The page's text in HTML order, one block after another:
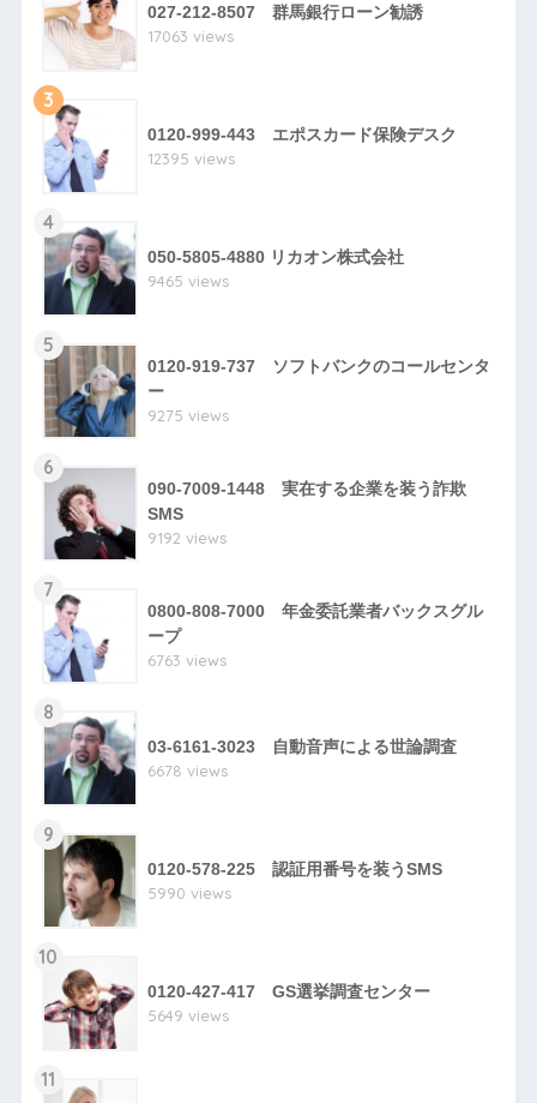
027-212-8507 群馬銀行ローン勧誘
17063 views
3
0120-999-443 エポスカード保険デスク
12395 views
4
050-5805-4880 リカオン株式会社
9465 views
5
0120-919-737 ソフトバンクのコールセンタ
ー
9275 views
6
090-7009-1448 実在する企業を装う詐欺
SMS
9192 views
7
0800-808-7000 年金委託業者バックスグル
ープ
6763 views
8
03-6161-3023 自動音声による世論調査
6678 views
9
0120-578-225 認証用番号を装うSMS
5990 views
10
0120-427-417 GS選挙調査センター
5649 views
11